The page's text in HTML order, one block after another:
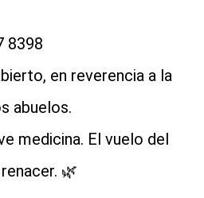
8398
en reverencia a la
abuelos.
medicina. El vuelo del
🌿